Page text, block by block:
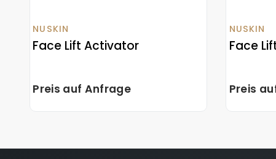
NUSKIN
Face Lift Activator
Preis auf Anfrage
NUSKIN
Face
Preis